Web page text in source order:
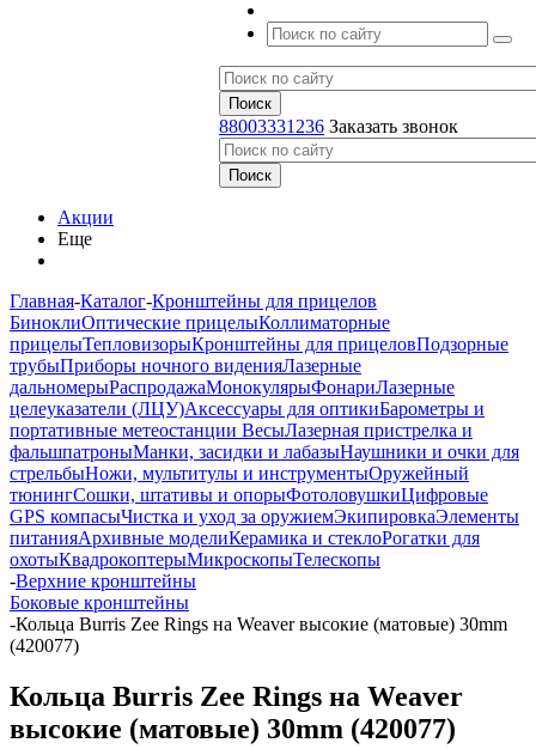
88003331236 Заказать звонок
Акции
Еще
Главная-Каталог-Кронштейны для прицелов
БиноклиОптические прицелыКоллиматорные
прицелыТепловизорыКронштейны для прицеловПодзорные
трубыПриборы ночного виденияЛазерные
дальномерыРаспродажаМонокулярыФонариЛазерные
целеуказатели (ЛЦУ)Аксессуары для оптикиБарометры и
портативные метеостанции ВесыЛазерная пристрелка и
фальшпатроныМанки, засидки и лабазыНаушники и очки для
стрельбыНожи, мультитулы и инструментыОружейный
тюнингСошки, штативы и опорыФотоловушкиЦифровые
GPS компасыЧистка и уход за оружиемЭкипировкаЭлементы
питанияАрхивные моделиКерамика и стеклоРогатки для
охотыКвадрокоптерыМикроскопыТелескопы
-Верхние кронштейны
Боковые кронштейны
-Кольца Burris Zee Rings на Weaver высокие (матовые) 30mm
(420077)
Кольца Burris Zee Rings на Weaver
высокие (матовые) 30mm (420077)